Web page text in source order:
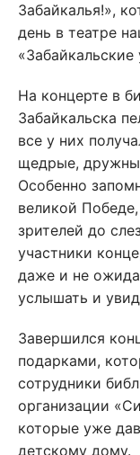
Забайкалья!»,
день в театре
«Забайкальские
На концерте в
Забайкальска
все у них
щедрые,
Особенно
великой
зрителей до
участники
даже и не
услышать и
Завершился
подарками,
сотрудники
организации
которые уже
детскому дому.